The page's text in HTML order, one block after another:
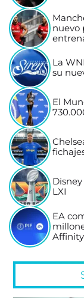
nuevo
La
su
El
LXI
EA